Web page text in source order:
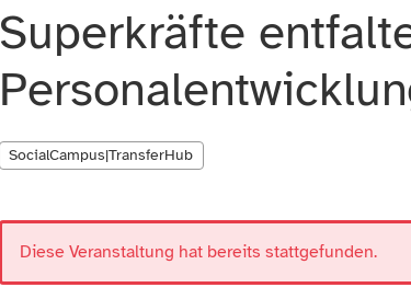
Superkräfte
SocialCampus|TransferHub
Diese Veranstaltung hat bereits stattgefunden.